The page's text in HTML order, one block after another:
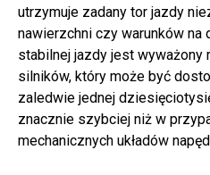
utrzymuje zadany tor jazdy
nawierzchni czy warunków na
stabilnej jazdy jest wyważony
silników, który może być
zaledwie jednej
znacznie szybciej niż w
mechanicznych układów